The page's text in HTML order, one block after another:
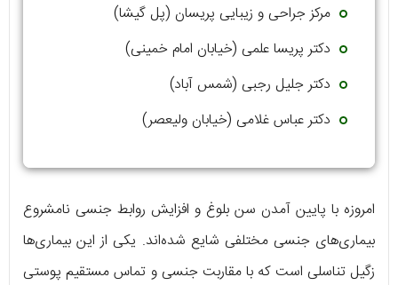
مرکز جراحی و زیبایی پریسان (پل گيشا)
دکتر پریسا علمی (خیابان امام خمینی)
دکتر جلیل رجبی (شمس آباد)
دکتر عباس غلامی (خیابان ولیعصر)
امروزه با پایین آمدن سن بلوغ و افزایش روابط جنسی نامشروع
بیماری‌های جنسی مختلفی شایع شده‌اند. یکی از این بیماری‌ها
زگیل تناسلی است که با مقاربت جنسی و تماس مستقیم پوستی